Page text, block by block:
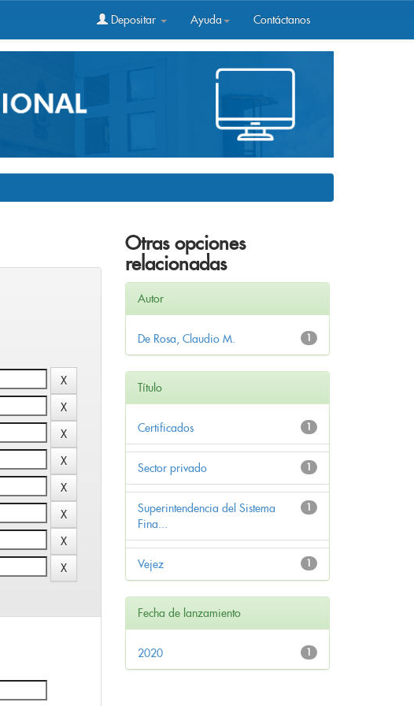
Depositar Ayuda Contáctanos
Otras opciones
relacionadas
Autor
1
De Rosa, Claudio M.
Título
1
Certificados
1
Sector privado
1
Superintendencia del Sistema
Fina...
1
Vejez
Fecha de lanzamiento
1
2020